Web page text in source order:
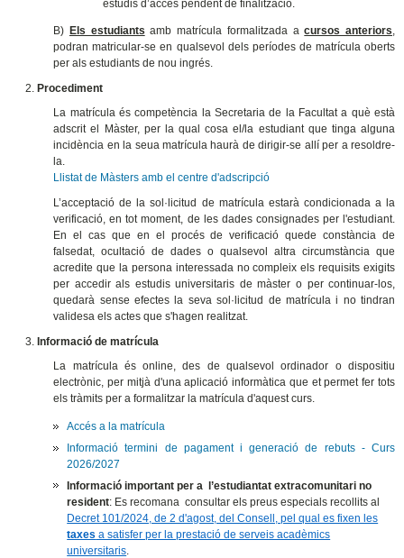
estudis d’accés pendent de finalització.
B) Els estudiants amb matrícula formalitzada acursos anteriors
podran matricular-se en qualsevol dels períodes de matrícula oberts
per als estudiants de nou ingrés.
Procediment
La matrícula és competència la Secretaria de la Facultat a què està
adscrit el Màster, per la qual cosa el/la estudiant que tinga alguna
incidència en la seua matrícula haurà de dirigir-se allí per a resoldre-
la.
Llistat de Màsters amb el centre d'adscripció
L’acceptació de la sol·licitud de matrícula estarà condicionada a la
verificació, en tot moment, de les dades consignades per l'estudiant.
En el cas que en el procés de verificació quede constància de
falsedat, ocultació de dades o qualsevol altra circumstància que
acredite que la persona interessada no compleix els requisits exigits
per accedir als estudis universitaris de màster o per continuar-los,
quedarà sense efectes la seva sol·licitud de matrícula i no tindran
validesa els actes que s'hagen realitzat.
Informació de matrícula
La matrícula és online, des de qualsevol ordinador o dispositiu
electrònic, per mitjà d'una aplicació informàtica que et permet fer tots
els tràmits per a formalitzar la matrícula d'aquest curs.
Accés a la matrícula
Informació termini de pagament i generació de rebuts - Curs
2026/2027
Informació important per a l’estudiantat extracomunitari no
resident: Es recomana consultar els preus especials recollits al
Decret 101/2024, de 2 d'agost, del Consell, pel qual es fixen les
taxes a satisfer per la prestació de serveis acadèmics
universitaris